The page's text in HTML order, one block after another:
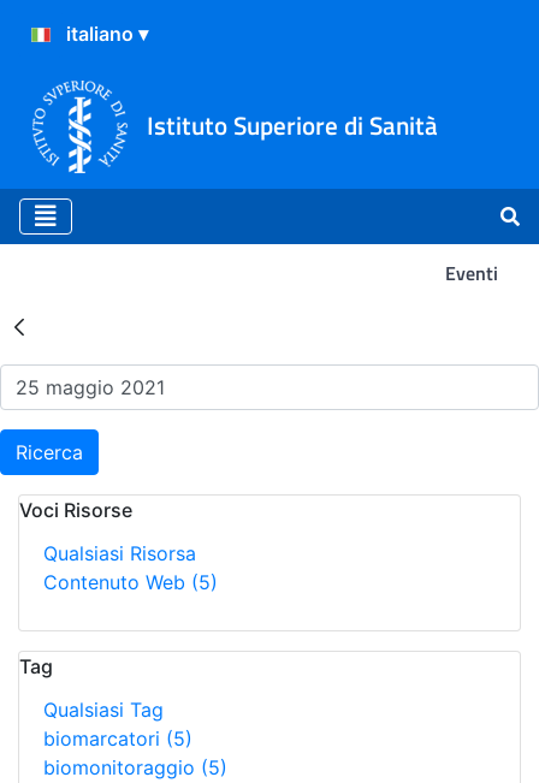
Istituto Superiore di Sanità
Eventi
Risultati della Ricerca -
Ricerca
Voci Risorse
Qualsiasi Risorsa
Contenuto Web (5)
Tag
Qualsiasi Tag
biomarcatori (5)
biomonitoraggio (5)